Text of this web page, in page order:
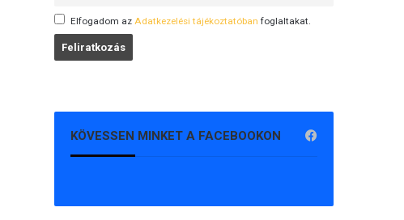
Elfogadom az Adatkezelési tájékoztatóban foglaltakat.
KÖVESSEN MINKET A FACEBOOKON